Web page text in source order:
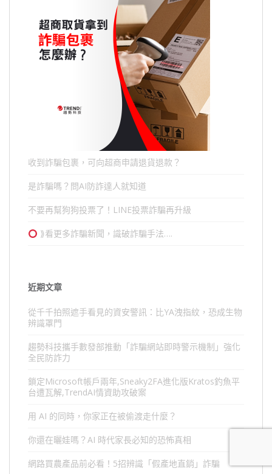
收到詐騙包裹，可向超商申請退貨退款？
是詐騙嗎？問AI防詐達人就知道
不要再幫狗狗投票了！LINE投票詐騙再升級
⟫看更多詐騙新聞，識破詐騙手法….
近期文章
從千千拍照遮手看見的資安警訊：比YA洩指紋，恐成生物
辨識罩門
趨勢科技攜手數發部推動「詐騙網站即時警示機制」強化
全民防詐力
鎖定Microsoft帳戶兩年,Sneaky2FA進化版Kratos釣魚平
台遭瓦解,TrendAI情資助攻破案
用 AI 的同時，你家正在被偷渡走什麼？
你還在曬娃嗎？AI 時代家長必知的恐怖真相
網路買農產品前必看！5招辨識「假產地直銷」詐騙